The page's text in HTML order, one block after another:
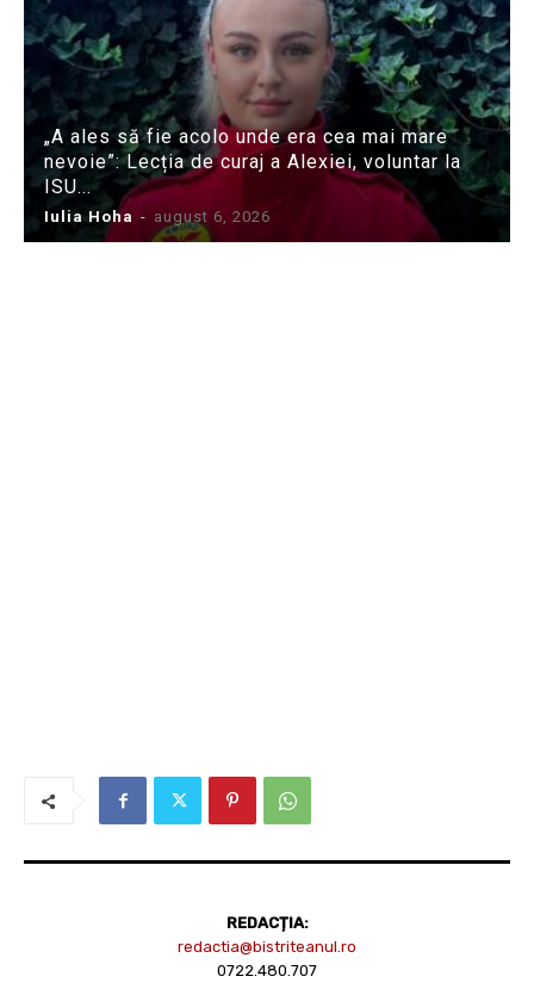
„A ales să fie acolo unde era cea mai mare
nevoie”: Lecția de curaj a Alexiei, voluntar la
ISU...
Iulia Hoha - august 6, 2026
REDACȚIA:
redactia@bistriteanul.ro
0722.480.707